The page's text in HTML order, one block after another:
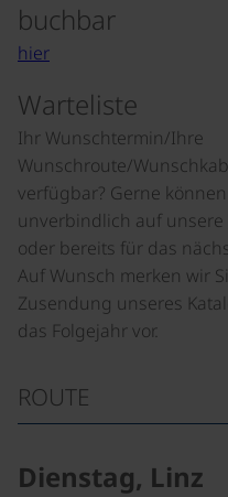
buchbar
hier
Warteliste
Ihr Wunschtermin/Ihre
Wunschroute/
verfügbar? Gerne
unverbindlich auf unsere
oder bereits für das
Auf Wunsch merken wir
Zusendung unseres
das Folgejahr vor.
ROUTE
Dienstag, Linz